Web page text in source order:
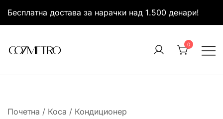
Бесплатна достава за нарачки над 1.500 денари!
0
Почетна / Коса / Кондиционер